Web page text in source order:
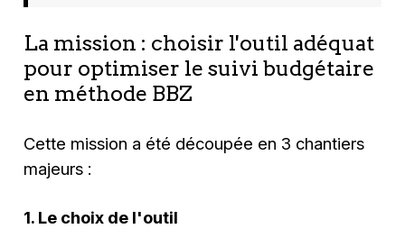
La mission : choisir l'outil adéquat
pour optimiser le suivi budgétaire
en méthode BBZ
Cette mission a été découpée en 3 chantiers
majeurs :
1. Le choix de l'outil